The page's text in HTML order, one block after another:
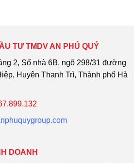
TƯ TMDV AN PHÚ QUÝ
2, Số nhà 6B, ngõ 298/31 đường
Huyện Thanh Trì, Thành phố Hà
DOANH